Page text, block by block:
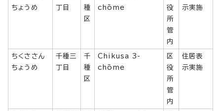
ちょうめ
丁目
種
区
chōme
役
所
管
内
示実施
ちくささん
ちょうめ
千種三
丁目
千
種
区
Chikusa 3-
chōme
区
役
所
管
内
住居表
示実施